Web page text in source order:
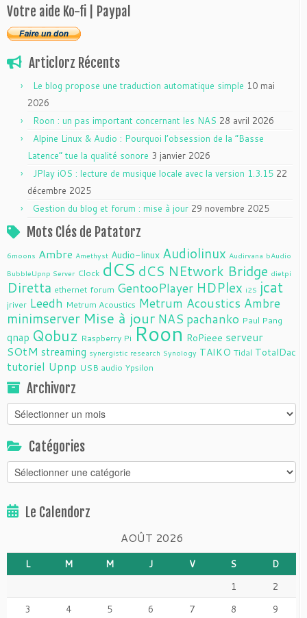
Votre aide Ko-fi | Paypal
Articlorz Récents
Le blog propose une traduction automatique simple 10 mai
2026
Roon : un pas important concernant les NAS 28 avril 2026
Alpine Linux & Audio : Pourquoi l’obsession de la “Basse
Latence” tue la qualité sonore 3 janvier 2026
JPlay iOS : lecture de musique locale avec la version 1.3.15 22
décembre 2025
Gestion du blog et forum : mise à jour 29 novembre 2025
Mots Clés de Patatorz
6moons Ambre Amethyst Audio-linux Audiolinux Audirvana bAudio
BubbleUpnp Server Clock dCS dCS NEtwork Bridge dietpi
Diretta ethernet forum GentooPlayer HDPlex i2S jcat
jriver Leedh Metrum Acoustics Metrum Acoustics Ambre
minimserver Mise à jour NAS pachanko Paul Pang
qnap Qobuz Raspberry Pi Roon RoPieee serveur
SOtM streaming synergistic research Synology TAIKO Tidal TotalDac
tutoriel Upnp USB audio Ypsilon
Archivorz
Archivorz
Catégories
Catégories
Le Calendorz
AOÛT 2026
L M M J V S
D
1
2
3
4 5 6 7 8 9